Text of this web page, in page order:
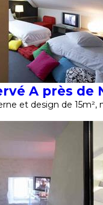
A près de
et design de